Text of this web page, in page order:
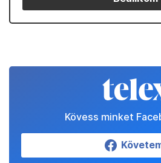
Kövess minket